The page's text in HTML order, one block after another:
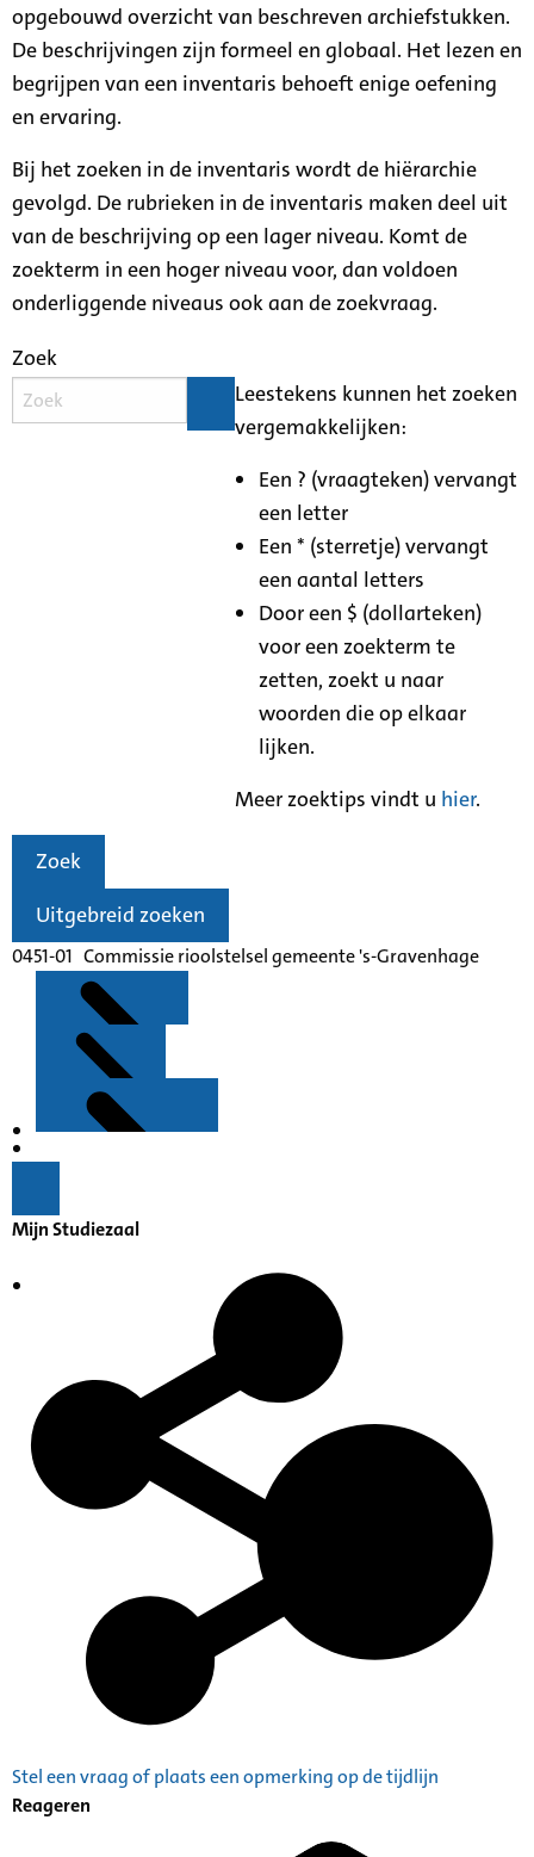
opgebouwd overzicht van beschreven archiefstukken.
De beschrijvingen zijn formeel en globaal. Het lezen en
begrijpen van een inventaris behoeft enige oefening
en ervaring.
Bij het zoeken in de inventaris wordt de hiërarchie
gevolgd. De rubrieken in de inventaris maken deel uit
van de beschrijving op een lager niveau. Komt de
zoekterm in een hoger niveau voor, dan voldoen
onderliggende niveaus ook aan de zoekvraag.
Zoek
Leestekens kunnen het zoeken
vergemakkelijken:
Een ? (vraagteken) vervangt
een letter
Een * (sterretje) vervangt
een aantal letters
Door een $ (dollarteken)
voor een zoekterm te
zetten, zoekt u naar
woorden die op elkaar
lijken.
Meer zoektips vindt u hier.
Zoek
Uitgebreid zoeken
0451-01 Commissie rioolstelsel gemeente 's-Gravenhage
Mijn Studiezaal
Stel een vraag of plaats een opmerking op de tijdlijn
Reageren